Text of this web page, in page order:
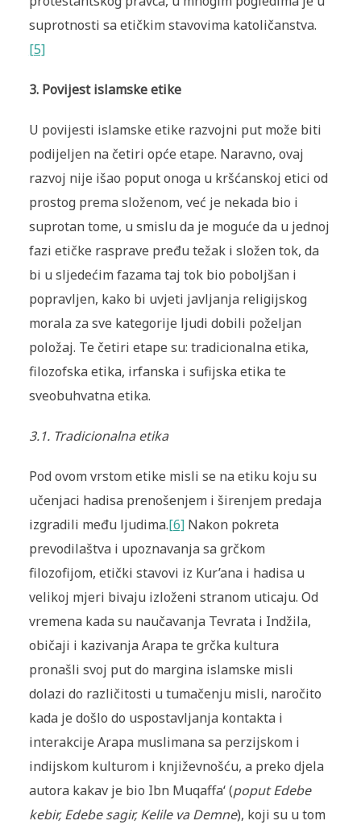
suprotnosti sa etičkim stavovima katoličanstva.
[5]
3. Povijest islamske etike
U povijesti islamske etike razvojni put može biti
podijeljen na četiri opće etape. Naravno, ovaj
razvoj nije išao poput onoga u kršćanskoj etici od
prostog prema složenom, već je nekada bio i
suprotan tome, u smislu da je moguće da u jednoj
fazi etičke rasprave pređu težak i složen tok, da
bi u sljedećim fazama taj tok bio poboljšan i
popravljen, kako bi uvjeti javljanja religijskog
morala za sve kategorije ljudi dobili poželjan
položaj. Te četiri etape su: tradicionalna etika,
filozofska etika, irfanska i sufijska etika te
sveobuhvatna etika.
3.1. Tradicionalna etika
Pod ovom vrstom etike misli se na etiku koju su
učenjaci hadisa prenošenjem i širenjem predaja
izgradili među ljudima.[6]Nakon pokreta
prevodilaštva i upoznavanja sa grčkom
filozofijom, etički stavovi iz Kur’ana i hadisa u
velikoj mjeri bivaju izloženi stranom uticaju. Od
vremena kada su naučavanja Tevrata i Indžila,
običaji i kazivanja Arapa te grčka kultura
pronašli svoj put do margina islamske misli
dolazi do različitosti u tumačenju misli, naročito
kada je došlo do uspostavljanja kontakta i
interakcije Arapa muslimana sa perzijskom i
indijskom kulturom i književnošću, a preko djela
autora kakav je bio Ibn Muqaffa‘ (poput Edebe
kebir, Edebe sagir, Kelile va Demne), koji su u tom